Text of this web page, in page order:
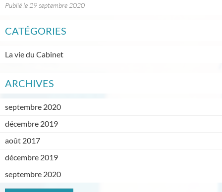
Publié le 29 septembre 2020
CATÉGORIES
La vie du Cabinet
ARCHIVES
septembre 2020
décembre 2019
août 2017
décembre 2019
septembre 2020